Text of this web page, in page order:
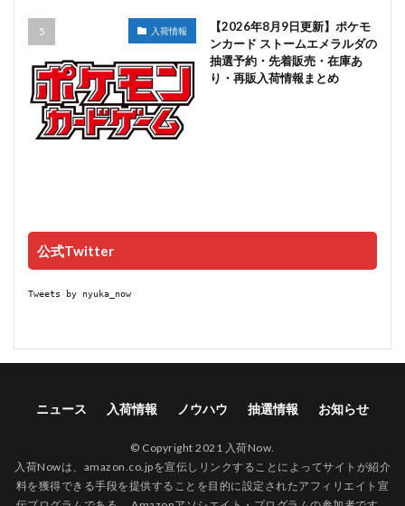
入荷情報
【2026年8月9日更新】ポケモ
ンカード ストームエメラルダの
抽選予約・先着販売・在庫あ
り・再販入荷情報まとめ
公式Twitter
Tweets by nyuka_now
ニュース 入荷情報 ノウハウ 抽選情報 お知らせ
© Copyright 2021 入荷Now.
入荷Nowは、amazon.co.jpを宣伝しリンクすることによってサイトが紹介
料を獲得できる手段を提供することを目的に設定されたアフィリエイト宣